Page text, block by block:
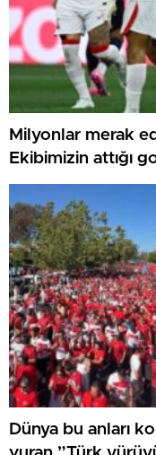
Milyonlar merak
Ekibimizin attığı
Dünya bu anları